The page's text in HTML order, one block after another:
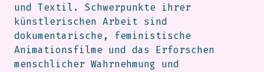
und Textil. Schwerpunkte ihrer
künstlerischen Arbeit sind
dokumentarische, feministische
Animationsfilme und das Erforschen
menschlicher Wahrnehmung und